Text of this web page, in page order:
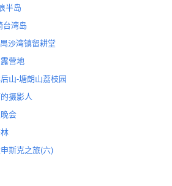
半岛
台湾岛
沙湾镇留耕堂
营地
山-塘朗山荔枝园
摄影人
会
斯克之旅(六)